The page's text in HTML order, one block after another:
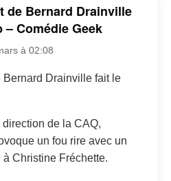
de Bernard Drainville
Comédie Geek
à 02:08
Drainville fait le
de la CAQ,
un fou rire avec un
à Christine Fréchette.